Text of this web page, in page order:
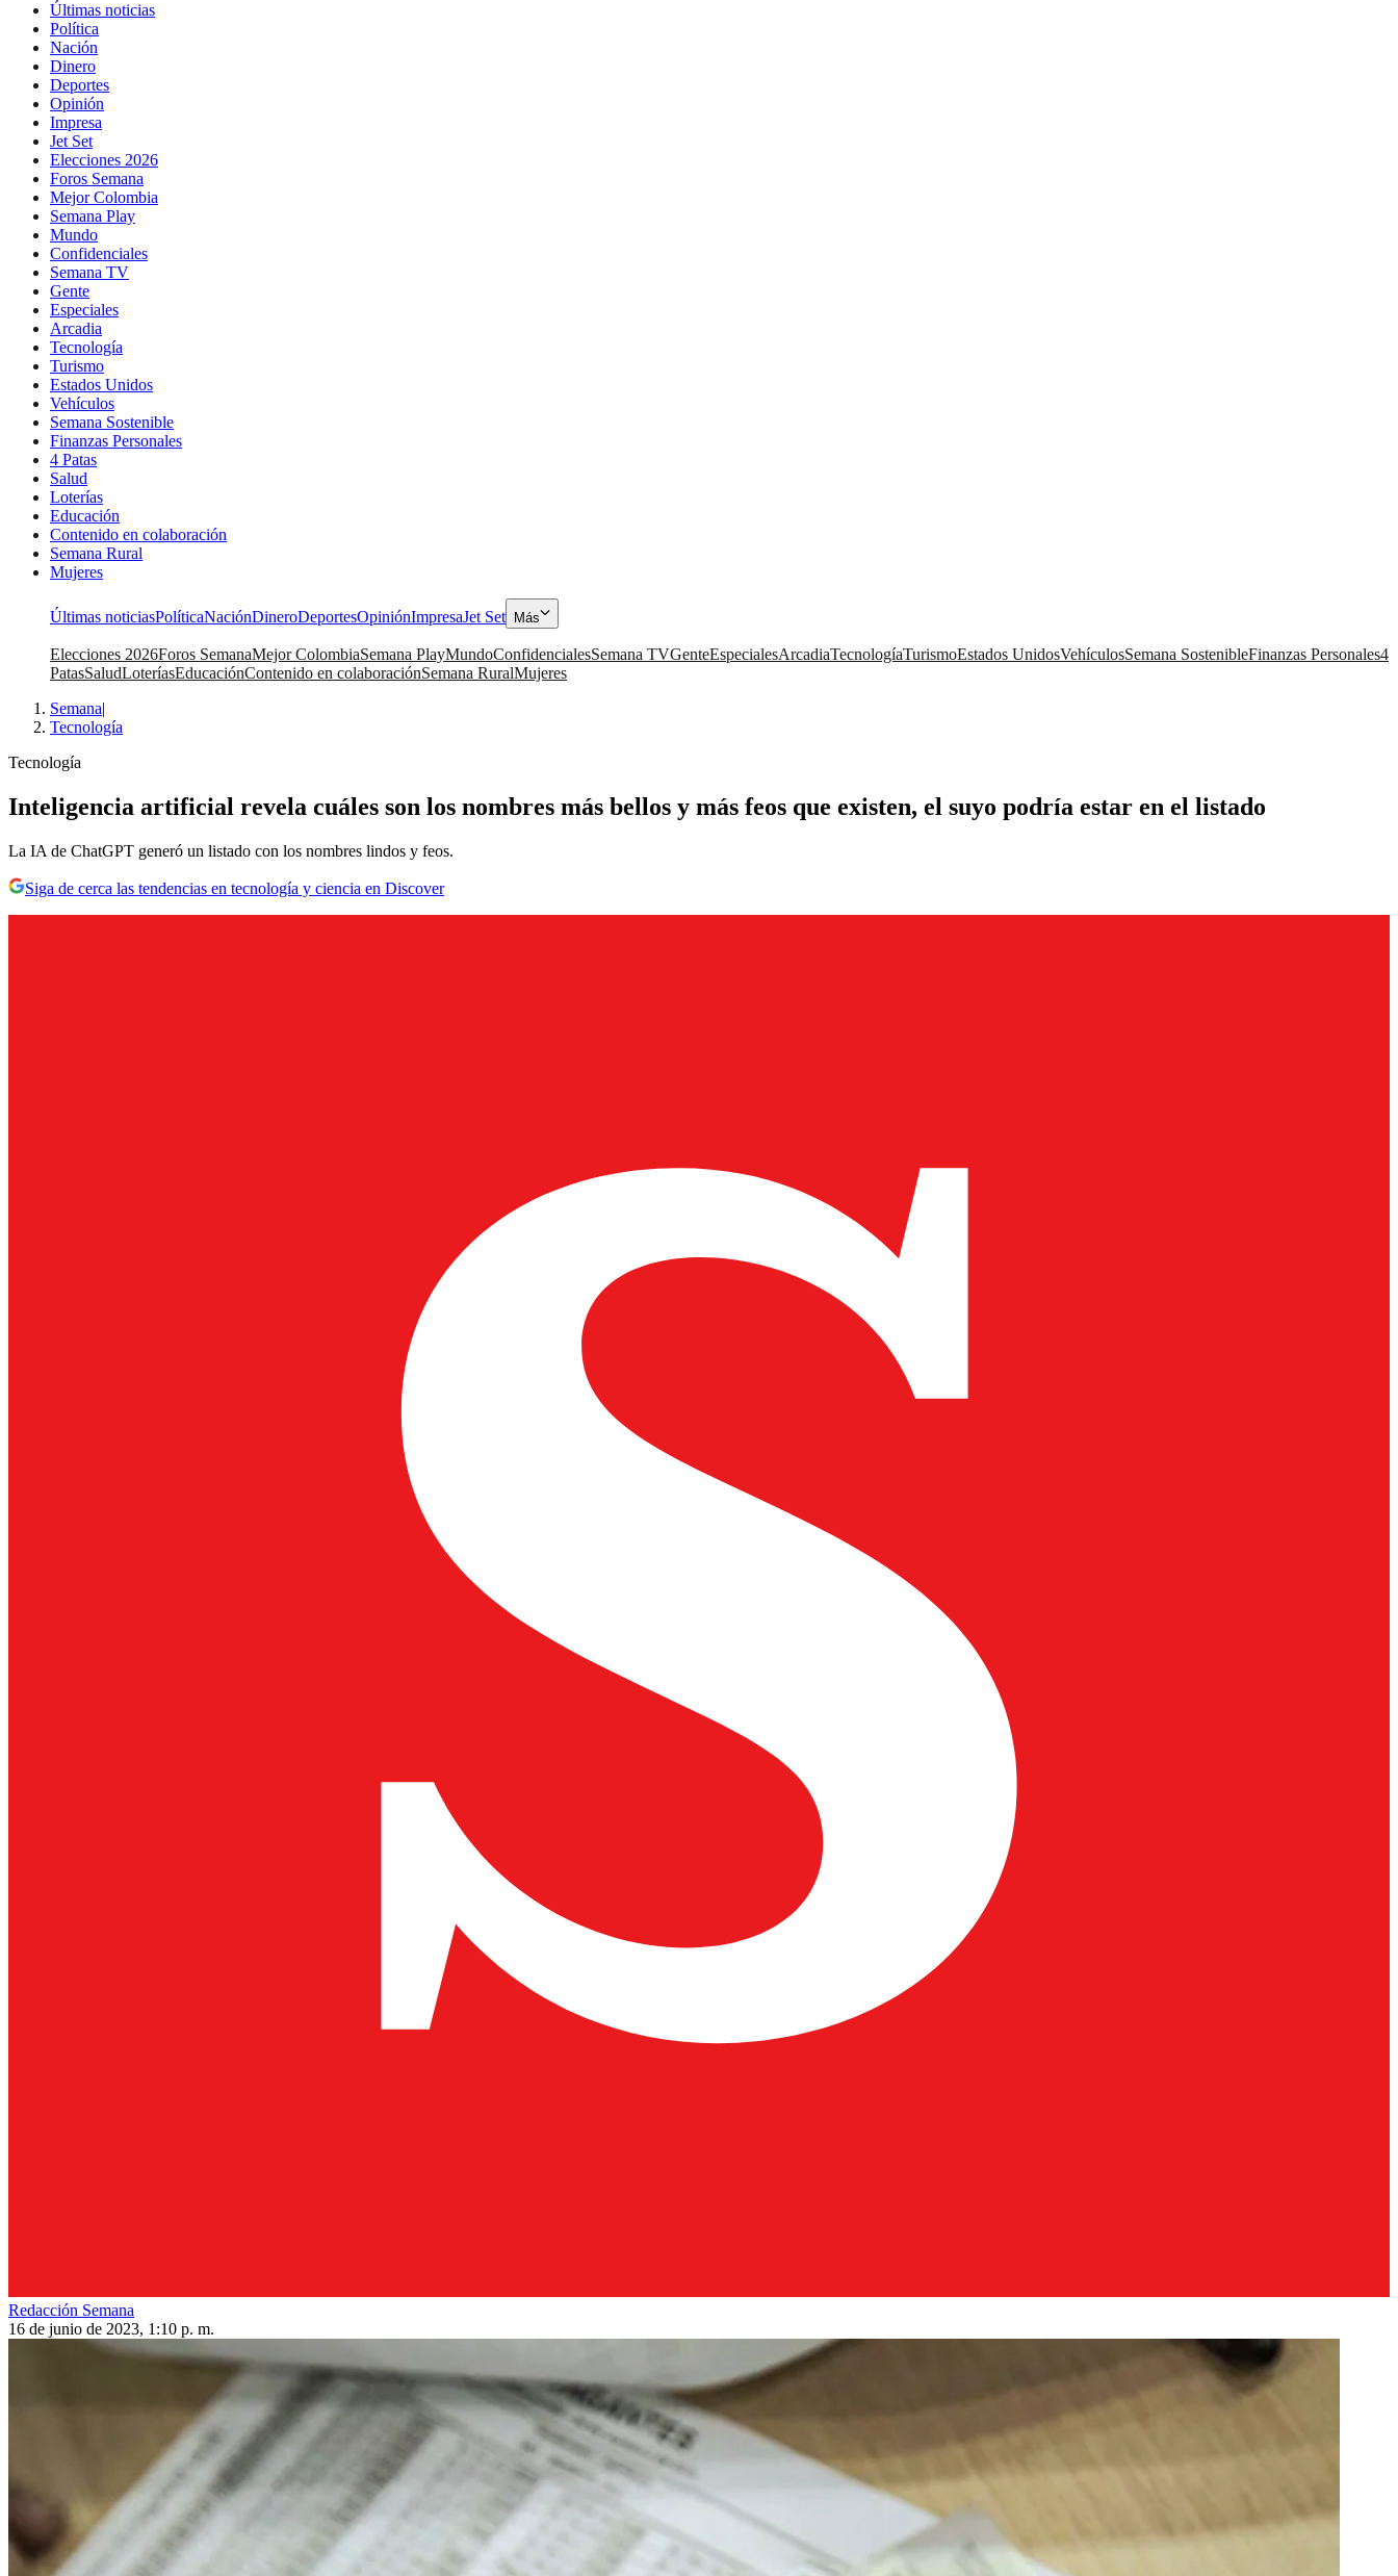
Últimas noticias
Política
Nación
Dinero
Deportes
Opinión
Impresa
Jet Set
Elecciones 2026
Foros Semana
Mejor Colombia
Semana Play
Mundo
Confidenciales
Semana TV
Gente
Especiales
Arcadia
Tecnología
Turismo
Estados Unidos
Vehículos
Semana Sostenible
Finanzas Personales
4 Patas
Salud
Loterías
Educación
Contenido en colaboración
Semana Rural
Mujeres
Últimas noticiasPolíticaNaciónDineroDeportesOpiniónImpresaJet Set Más
Elecciones 2026Foros SemanaMejor ColombiaSemana PlayMundoConfidencialesSemana TVGenteEspecialesArcadiaTecnologíaTurismoEstados UnidosVehículosSemana SostenibleFinanzas Personales4
PatasSaludLoteríasEducaciónContenido en colaboraciónSemana RuralMujeres
Semana|
Tecnología
Tecnología
Inteligencia artificial revela cuáles son los nombres más bellos y más feos que existen, el suyo podría estar en el listado
La IA de ChatGPT generó un listado con los nombres lindos y feos.
Siga de cerca las tendencias en tecnología y ciencia en Discover
Redacción Semana
16 de junio de 2023, 1:10 p. m.